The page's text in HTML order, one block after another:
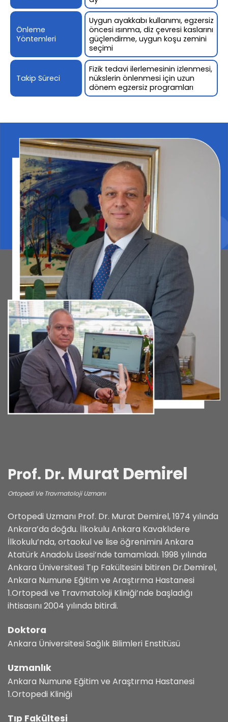
Önleme
Yöntemleri
Uygun ayakkabı kullanımı, egzersiz
öncesi ısınma, diz çevresi kaslarını
güçlendirme, uygun koşu zemini
seçimi
Takip Süreci
Fizik tedavi ilerlemesinin izlenmesi,
nükslerin önlenmesi için uzun
dönem egzersiz programları
Prof. Dr. Murat Demirel
Ortopedi Ve Travmatoloji Uzmanı
Ortopedi Uzmanı Prof. Dr. Murat Demirel, 1974 yılında
Ankara’da doğdu. İlkokulu Ankara Kavaklıdere
İlkokulu’nda, ortaokul ve lise öğrenimini Ankara
Atatürk Anadolu Lisesi’nde tamamladı. 1998 yılında
Ankara Üniversitesi Tıp Fakültesini bitiren Dr.Demirel,
Ankara Numune Eğitim ve Araştırma Hastanesi
1.Ortopedi ve Travmatoloji Kliniği’nde başladığı
ihtisasını 2004 yılında bitirdi.
Doktora
Ankara Üniversitesi Sağlık Bilimleri Enstitüsü
Uzmanlık
Ankara Numune Eğitim ve Araştırma Hastanesi
1.Ortopedi Kliniği
Tıp Fakültesi